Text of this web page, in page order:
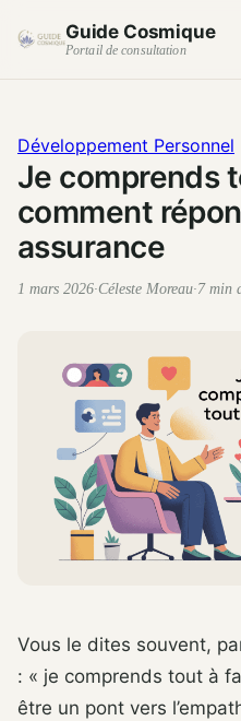
Guide Cosmique
Portail de consultation
Développement Personnel
Je comprends
comment
assurance
1 mars 2026·Céleste Moreau·7 min
Vous le dites souvent,
: « je comprends tout à
être un pont vers